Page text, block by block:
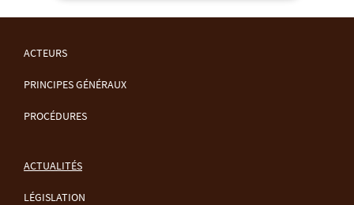
MENU
DE
ACTEURS
PRINCIPES GÉNÉRAUX
PROCÉDURES
ACTUALITÉS
LÉGISLATION